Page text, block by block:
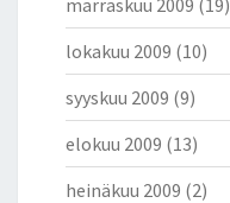
lokakuu 2009 (10)
syyskuu 2009 (9)
elokuu 2009 (13)
heinäkuu 2009 (2)